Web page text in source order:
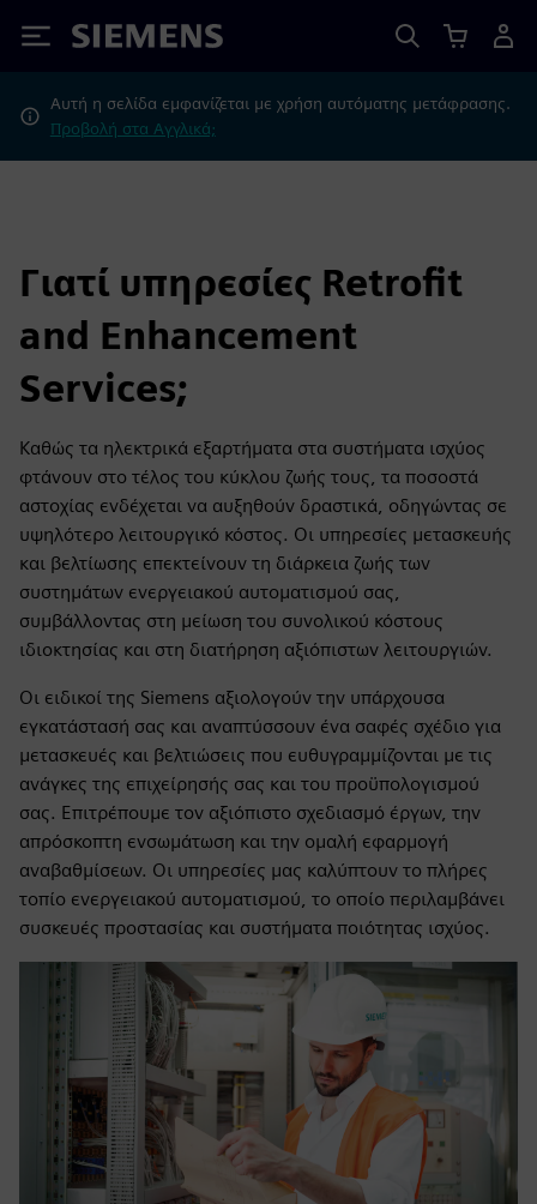
Siemens
Αυτή η σελίδα εμφανίζεται με χρήση αυτόματης μετάφρασης.
Προβολή στα Αγγλικά;
Γιατί υπηρεσίες Retrofit
and Enhancement
Services;
Καθώς τα ηλεκτρικά εξαρτήματα στα συστήματα ισχύος
φτάνουν στο τέλος του κύκλου ζωής τους, τα ποσοστά
αστοχίας ενδέχεται να αυξηθούν δραστικά, οδηγώντας σε
υψηλότερο λειτουργικό κόστος. Οι υπηρεσίες μετασκευής
και βελτίωσης επεκτείνουν τη διάρκεια ζωής των
συστημάτων ενεργειακού αυτοματισμού σας,
συμβάλλοντας στη μείωση του συνολικού κόστους
ιδιοκτησίας και στη διατήρηση αξιόπιστων λειτουργιών.
Οι ειδικοί της Siemens αξιολογούν την υπάρχουσα
εγκατάστασή σας και αναπτύσσουν ένα σαφές σχέδιο για
μετασκευές και βελτιώσεις που ευθυγραμμίζονται με τις
ανάγκες της επιχείρησής σας και του προϋπολογισμού
σας. Επιτρέπουμε τον αξιόπιστο σχεδιασμό έργων, την
απρόσκοπτη ενσωμάτωση και την ομαλή εφαρμογή
αναβαθμίσεων. Οι υπηρεσίες μας καλύπτουν το πλήρες
τοπίο ενεργειακού αυτοματισμού, το οποίο περιλαμβάνει
συσκευές προστασίας και συστήματα ποιότητας ισχύος.